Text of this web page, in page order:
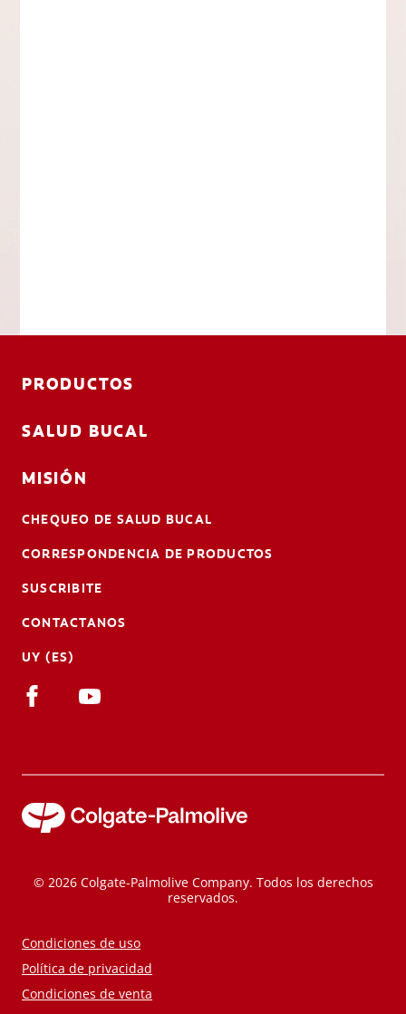
PRODUCTOS
SALUD BUCAL
MISIÓN
CHEQUEO DE SALUD BUCAL
CORRESPONDENCIA DE PRODUCTOS
SUSCRIBITE
CONTACTANOS
UY (ES)
© 2026 Colgate-Palmolive Company. Todos los derechos
reservados.
Condiciones de uso
Política de privacidad
Condiciones de venta